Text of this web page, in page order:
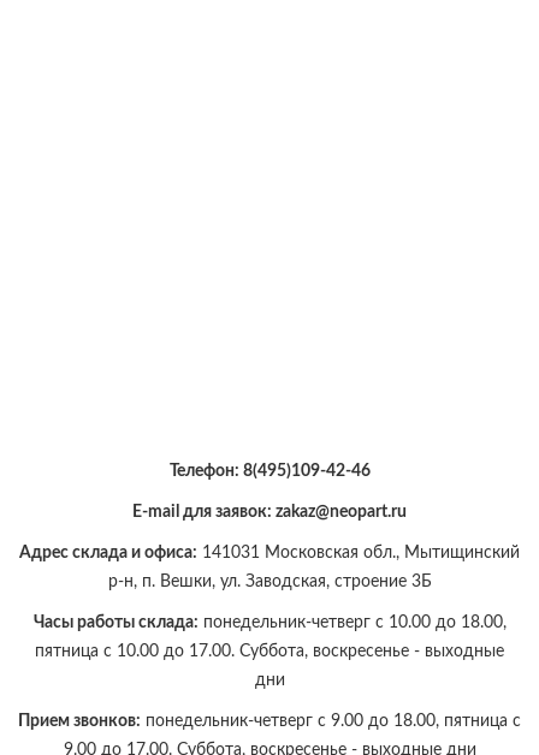
Телефон: 8(495)109-42-46
E-mail для заявок: zakaz@neopart.ru
Адрес склада и офиса: 141031 Московская обл., Мытищинский
р-н, п. Вешки, ул. Заводская, строение 3Б
Часы работы склада: понедельник-четверг с 10.00 до 18.00,
пятница с 10.00 до 17.00. Суббота, воскресенье - выходные
дни
Прием звонков: понедельник-четверг с 9.00 до 18.00, пятница с
9.00 до 17.00. Суббота, воскресенье - выходные дни